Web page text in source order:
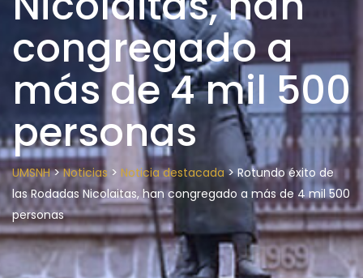
congregado a
más de 4 mil 500
personas
UMSNH>Noticias > Noticia destacada>Rotundo éxito de
las Rodadas Nicolaitas, han congregado a más de 4 mil 500
personas